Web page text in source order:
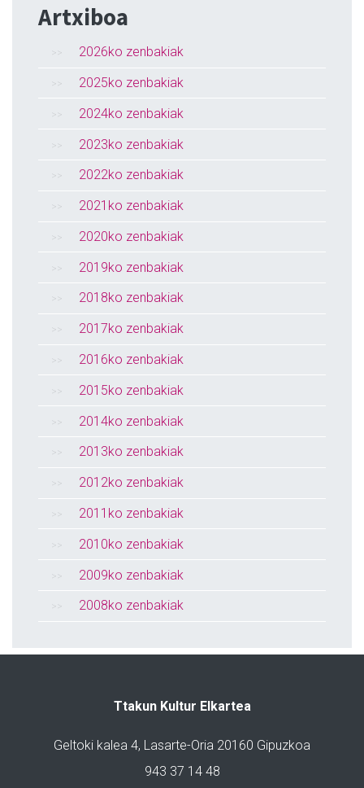
Artxiboa
2026ko zenbakiak
2025ko zenbakiak
2024ko zenbakiak
2023ko zenbakiak
2022ko zenbakiak
2021ko zenbakiak
2020ko zenbakiak
2019ko zenbakiak
2018ko zenbakiak
2017ko zenbakiak
2016ko zenbakiak
2015ko zenbakiak
2014ko zenbakiak
2013ko zenbakiak
2012ko zenbakiak
2011ko zenbakiak
2010ko zenbakiak
2009ko zenbakiak
2008ko zenbakiak
Ttakun Kultur Elkartea
Geltoki kalea 4, Lasarte-Oria 20160 Gipuzkoa
943 37 14 48